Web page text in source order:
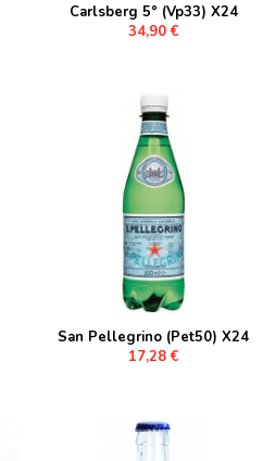
Carlsberg 5° (Vp33) X24
34,90 €
San Pellegrino (Pet50) X24
17,28 €